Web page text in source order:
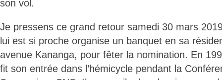
son vol.
Je pressens ce grand retour samedi 30 mars
lui est si proche organise un banquet en sa
avenue Kananga, pour fêter la nomination. En
fit son entrée dans l’hémicycle pendant la